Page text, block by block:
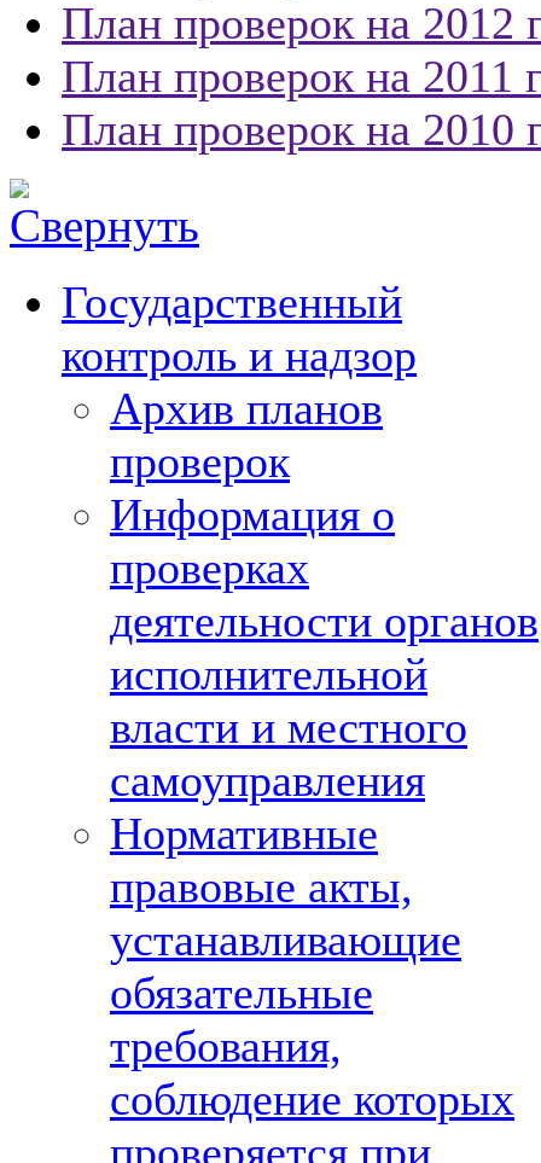
План проверок на 2012
План проверок на 2011
План проверок на 2010
Государственный
контроль и надзор
Архив планов
проверок
Информация о
проверках
деятельности органов
исполнительной
власти и местного
самоуправления
Нормативные
правовые акты,
устанавливающие
обязательные
требования,
соблюдение которых
проверяется при